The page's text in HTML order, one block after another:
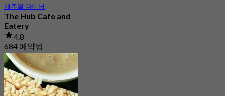
캐주얼 다이닝
The Hub Cafe and
Eatery
4.8
684 예약됨
에서฿ 430